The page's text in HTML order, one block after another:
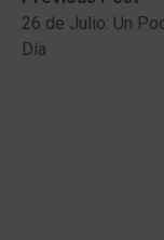
navigation
post:26 de Julio: Un
Día
post: